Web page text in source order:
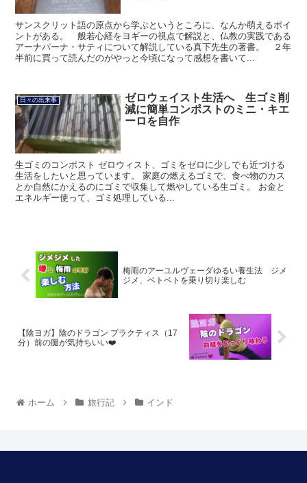
Yoga Misoraから最新のニュースやクラスや講座の案内
をお届けします。
First
Name
Name
mail
サンスクリット語の原点から学ぶというところに、なんか萌えるポイ
ントがある。 般若心経をヨギーの視点で解説と、仏教の実践である
アーナパーナ・サティについて解説している真下先生の著書。 ２年
半前に買って読んだのがやっと今頃になって感想を書いて...
日々の出来事
ゼロウェイスト生活へ 生ゴミ削
減に簡単コンポストのミニ・キエ
ーロを自作
生ゴミのコンポスト ゼロウィスト、ゴミをゼロに少しでも近づける
生活をしたいと思っています。 家庭の燃えるゴミで、食べ物のカス
とか自然にかえるのにゴミで収集して燃やしている生ゴミ。 お金と
エネルギー使って、ゴミ処理している...
梅雨のアーユルヴェーダゆるい養生法 ジメ
ジメ、ベトベトを乗り切り楽しむ
【陰ヨガ】陰のドラゴン プラクティス（17
分）前の腿が気持ちいい❤️
ホーム 旅行記 インド